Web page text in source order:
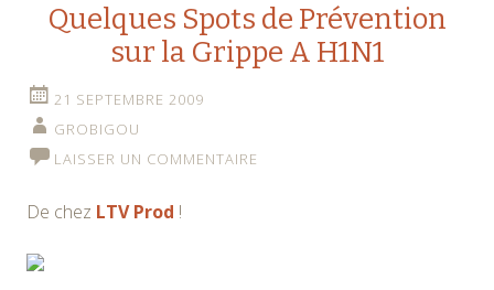
Quelques Spots de Prévention
sur la Grippe A H1N1
21 SEPTEMBRE 2009
GROBIGOU
LAISSER UN COMMENTAIRE
De chez LTV Prod !